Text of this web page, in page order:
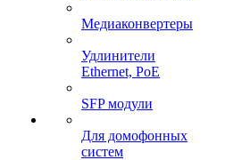
Медиаконвертеры
Удлинители
Ethernet, PoE
SFP модули
Для домофонных
систем